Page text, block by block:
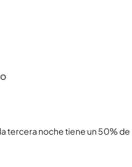
la tercera noche tiene un 50% de